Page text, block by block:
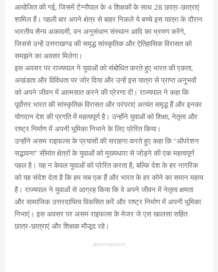
आयोजित की गई, जिसमें टेंग्नौपाल के 4 शिक्षकों के साथ 28 छात्र-छात्राएं
शामिल हैं। पहली बार अपने क्षेत्र से बाहर निकले ये बच्चे इस यात्रा के दौरान
भारतीय सैन्य अकादमी, वन अनुसंधान संस्थान आदि का भ्रमण करेंगे,
जिससे उन्हें उत्तराखण्ड की समृद्ध सांस्कृतिक और ऐतिहासिक विरासत को
समझने का अवसर मिलेगा।
इस अवसर पर राज्यपाल ने युवाओं को संबोधित करते हुए भारत की एकता,
अखंडता और विविधता पर जोर दिया और उन्हें इस यात्रा से प्राप्त अनुभवों
को अपने जीवन में आत्मसात करने की प्रेरणा दी। राज्यपाल ने कहा कि
पूर्वोत्तर भारत की सांस्कृतिक विरासत और परंपराएं अत्यंत समृद्ध हैं और इनका
योगदान देश की प्रगति में महत्वपूर्ण है। उन्होंने युवाओं को शिक्षा, नेतृत्व और
राष्ट्र निर्माण में अपनी भूमिका निभाने के लिए प्रेरित किया।
उन्होंने असम राइफल्स के प्रयासों की सराहना करते हुए कहा कि ‘‘ऑपरेशन
सद्भावना’’ सीमांत क्षेत्रों के युवाओं को मुख्यधारा से जोड़ने की एक महत्वपूर्ण
पहल है। यह न केवल युवाओं को प्रेरित करता है, बल्कि देश के हर नागरिक
को यह संदेश देता है कि हम सब एक हैं और भारत के हर कोने का समान महत्व
है। राज्यपाल ने युवाओं से आग्रह किया कि वे अपने जीवन में नेतृत्व क्षमता
और सामाजिक उत्तरदायित्व विकसित करें और राष्ट्र निर्माण में अपनी भूमिका
निभाएं। इस अवसर पर असम राइफल्स के मेजर जे एस खालसा सहित
छात्र-छात्राएं और शिक्षक मौजूद रहे।
Advertisement